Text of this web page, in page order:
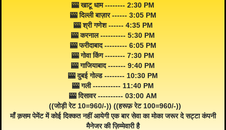
🎰 खाटू धाम -------- 2:30 PM
🎰 दिल्ली बाज़ार ------ 3:05 PM
🎰 श्री गणेश ------ 4:35 PM
🎰 करनाल ---------- 5:30 PM
🎰 फरीदाबाद --------- 6:05 PM
🎰 गोवा किंग -------- 7:30 PM
🎰 गाजियाबाद ------- 9:40 PM
🎰 दुबई गोल्ड -------- 10:30 PM
🎰 गली ----------- 11:40 PM
🎰 दिसावर ---------- 03:00 AM
((जोड़ी रेट 10=960/-)) ((हरूफ़ रेट 100=960/-))
माँ क़सम पेमेंट में कोई दिक्कत नहीं आयेगी एक बार सेवा का मोका जरूर दे सट्टा कंपनी
मैनेजर की ज़िम्मेवारी है